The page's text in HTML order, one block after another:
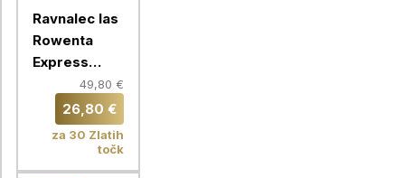
Ravnalec las
Rowenta
Express
Shine Argan
SF4630F0
49,80 €
26,80 €
za 30 Zlatih
točk